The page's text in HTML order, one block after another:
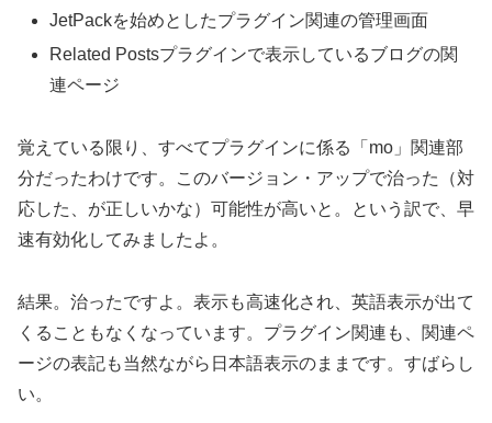
JetPackを始めとしたプラグイン関連の管理画面
Related Postsプラグインで表示しているブログの関
連ページ
覚えている限り、すべてプラグインに係る「mo」関連部
分だったわけです。このバージョン・アップで治った（対
応した、が正しいかな）可能性が高いと。という訳で、早
速有効化してみましたよ。
結果。治ったですよ。表示も高速化され、英語表示が出て
くることもなくなっています。プラグイン関連も、関連ペ
ージの表記も当然ながら日本語表示のままです。すばらし
い。